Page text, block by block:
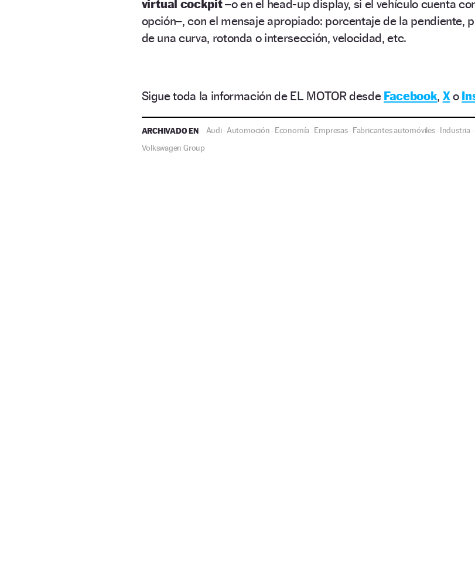
virtual cockpit–o en el head-up display, si el vehículo cuenta
opción–, con el mensaje apropiado: porcentaje de la pendiente,
de una curva, rotonda o intersección, velocidad, etc.
Sigue toda la información de EL MOTOR desde Facebook, Xo
ARCHIVADO EN Audi· Automoción · Economía ·Empresas· Fabricantes automóviles· Industria·
Volkswagen Group